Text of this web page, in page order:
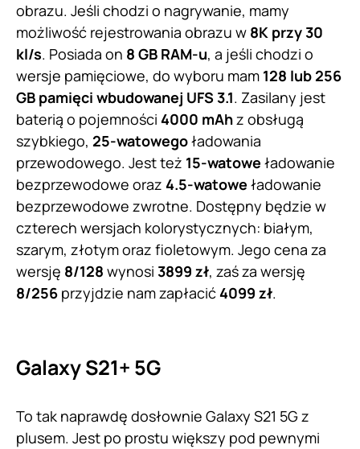
obrazu. Jeśli chodzi o nagrywanie, mamy
możliwość rejestrowania obrazu w 8K przy 30
kl/s. Posiada on 8 GB RAM-u, a jeśli chodzi o
wersje pamięciowe, do wyboru mam 128 lub 256
GB pamięci wbudowanej UFS 3.1. Zasilany jest
baterią o pojemności 4000 mAhz obsługą
szybkiego, 25-watowegoładowania
przewodowego. Jest też 15-watowe ładowanie
bezprzewodowe oraz 4.5-watowe ładowanie
bezprzewodowe zwrotne. Dostępny będzie w
czterech wersjach kolorystycznych: białym,
szarym, złotym oraz fioletowym. Jego cena za
wersję 8/128 wynosi 3899 zł, zaś za wersję
8/256 przyjdzie nam zapłacić4099 zł.
Galaxy S21+ 5G
To tak naprawdę dosłownie Galaxy S21 5G z
plusem. Jest po prostu większy pod pewnymi